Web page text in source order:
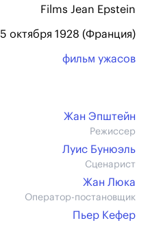
Films Jean Epstein
5 октября 1928 (Франция)
фильм ужасов
Жан Эпштейн
Режиссер
Луис Бунюэль
Сценарист
Жан Люка
Оператор-постановщик
Пьер Кефер